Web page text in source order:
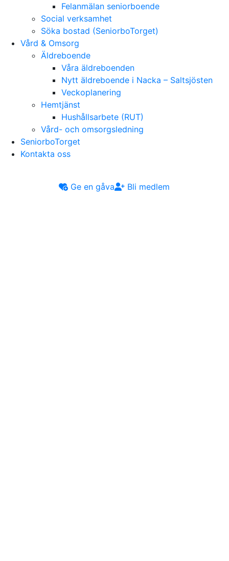
Felanmälan seniorboende
Social verksamhet
Söka bostad (SeniorboTorget)
Vård & Omsorg
Äldreboende
Våra äldreboenden
Nytt äldreboende i Nacka – Saltsjösten
Veckoplanering
Hemtjänst
Hushållsarbete (RUT)
Vård- och omsorgsledning
SeniorboTorget
Kontakta oss
Ge en gåva Bli medlem